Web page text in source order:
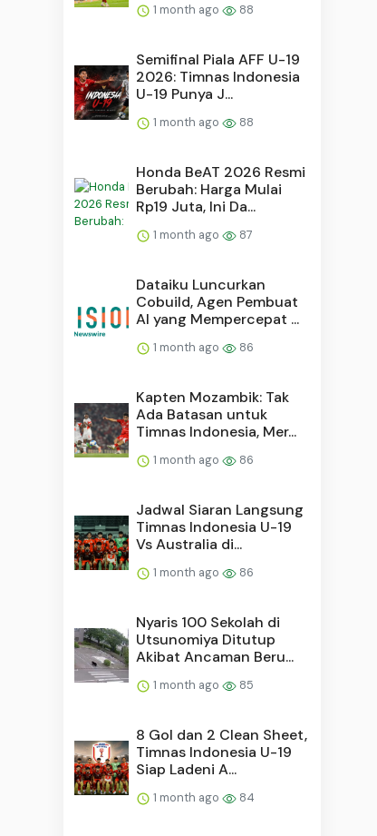
1 month ago 88
Semifinal Piala AFF U-19
2026: Timnas Indonesia
U-19 Punya J...
1 month ago 88
Honda BeAT 2026 Resmi
Berubah: Harga Mulai
Rp19 Juta, Ini Da...
1 month ago 87
Dataiku Luncurkan
Cobuild, Agen Pembuat
AI yang Mempercepat ...
1 month ago 86
Kapten Mozambik: Tak
Ada Batasan untuk
Timnas Indonesia, Mer...
1 month ago 86
Jadwal Siaran Langsung
Timnas Indonesia U-19
Vs Australia di...
1 month ago 86
Nyaris 100 Sekolah di
Utsunomiya Ditutup
Akibat Ancaman Beru...
1 month ago 85
8 Gol dan 2 Clean Sheet,
Timnas Indonesia U-19
Siap Ladeni A...
1 month ago 84